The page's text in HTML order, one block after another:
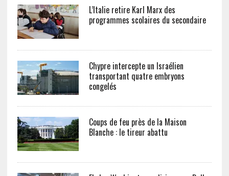
L’Italie retire Karl Marx des
programmes scolaires du secondaire
Chypre intercepte un Israélien
transportant quatre embryons
congelés
Coups de feu près de la Maison
Blanche : le tireur abattu